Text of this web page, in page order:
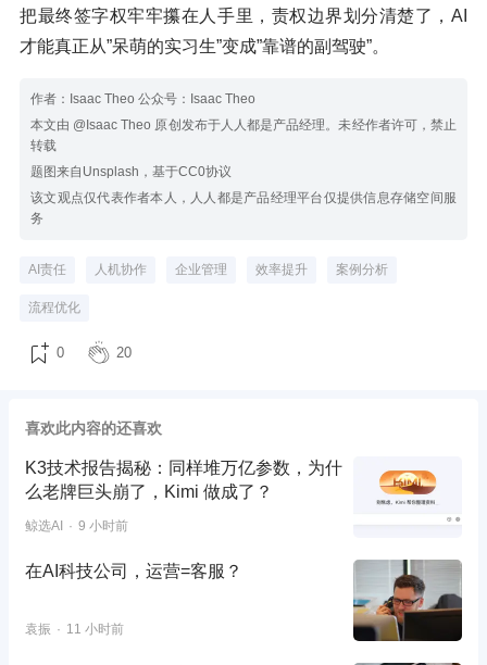
把最终签字权牢牢攥在人手里，责权边界划分清楚了，AI
才能真正从”呆萌的实习生”变成”靠谱的副驾驶”。
作者：Isaac Theo 公众号：Isaac Theo
本文由 @Isaac Theo 原创发布于人人都是产品经理。未经作者许可，禁止
转载
题图来自Unsplash，基于CC0协议
该文观点仅代表作者本人，人人都是产品经理平台仅提供信息存储空间服
务
AI责任 人机协作 企业管理 效率提升 案例分析
流程优化
0 20
喜欢此内容的还喜欢
K3技术报告揭秘：同样堆万亿参数，为什
么老牌巨头崩了，Kimi 做成了？
鲸选AI 9 小时前
在AI科技公司，运营=客服？
袁振 11 小时前